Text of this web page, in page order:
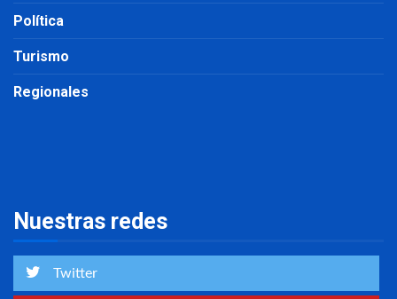
Política
Turismo
Regionales
Nuestras redes
Twitter